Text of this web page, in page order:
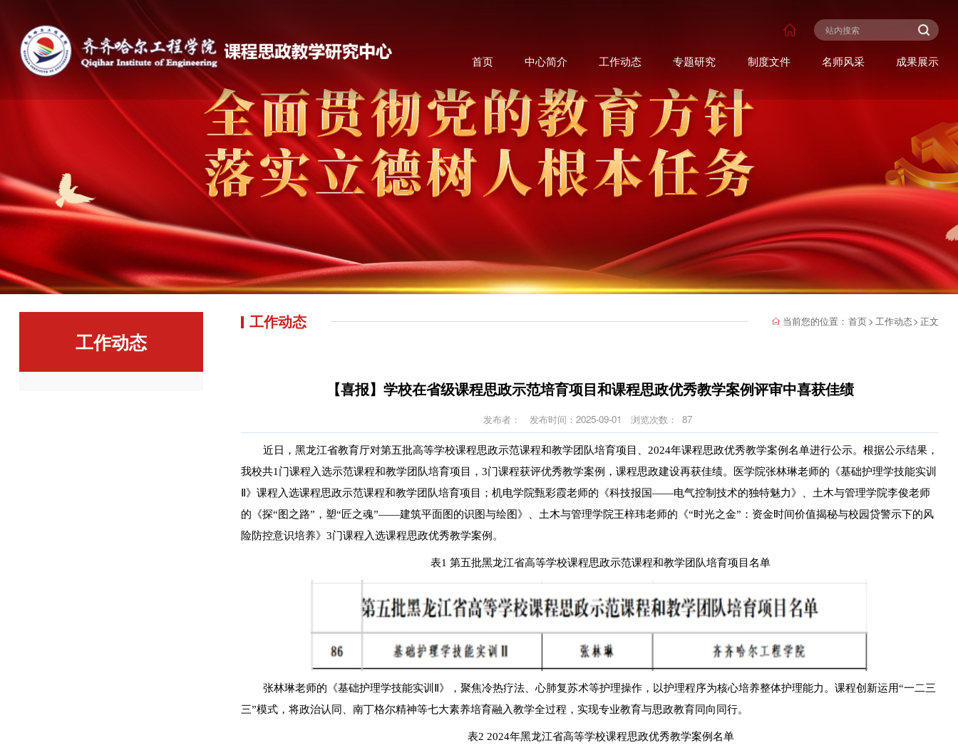
首页 中心简介 工作动态 专题研究 制度文件 名师风采 成果展示
工作动态
工作动态 当前您的位置： 首页> 工作动态> 正文
【喜报】学校在省级课程思政示范培育项目和课程思政优秀教学案例评审中喜获佳绩
发布者： 发布时间：2025-09-01 浏览次数： 87
近日，黑龙江省教育厅对第五批高等学校课程思政示范课程和教学团队培育项目、2024年课程思政优秀教学案例名单进行公示。根据公示结果，
我校共1门课程入选示范课程和教学团队培育项目，3门课程获评优秀教学案例，课程思政建设再获佳绩。医学院张林琳老师的《基础护理学技能实训
Ⅱ》课程入选课程思政示范课程和教学团队培育项目；机电学院甄彩霞老师的《科技报国——电气控制技术的独特魅力》、土木与管理学院李俊老师
的《探“图之路”，塑“匠之魂”——建筑平面图的识图与绘图》、土木与管理学院王梓玮老师的《“时光之金”：资金时间价值揭秘与校园贷警示下的风
险防控意识培养》3门课程入选课程思政优秀教学案例。
表1 第五批黑龙江省高等学校课程思政示范课程和教学团队培育项目名单
张林琳老师的《基础护理学技能实训Ⅱ》，聚焦冷热疗法、心肺复苏术等护理操作，以护理程序为核心培养整体护理能力。课程创新运用“一二三
三”模式，将政治认同、南丁格尔精神等七大素养培育融入教学全过程，实现专业教育与思政教育同向同行。
表2 2024年黑龙江省高等学校课程思政优秀教学案例名单